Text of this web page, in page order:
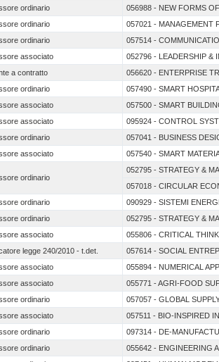
ordinario 056988 - NEW FORMS
ordinario 057021 - MANAGEMENT
ordinario 057514 -
associato 052796 - LEADERSHIP &
a contratto 056620 - ENTERPRISE
ordinario 057490 - SMART
associato 057500 - SMART
associato 095924 - CONTROL
ordinario 057041 - BUSINESS
associato 057540 - SMART
ordinario
052795 - STRATEGY &
057018 - CIRCULAR
ordinario 090929 - SISTEMI
ordinario 052795 - STRATEGY &
associato 055806 - CRITICAL
legge 240/2010 - t.det. 057614 - SOCIAL
associato 055894 - NUMERICAL
associato 055771 - AGRI-FOOD
ordinario 057057 - GLOBAL
associato 057511 - BIO-INSPIRED
ordinario 097314 - DE-
ordinario 055642 - ENGINEERING